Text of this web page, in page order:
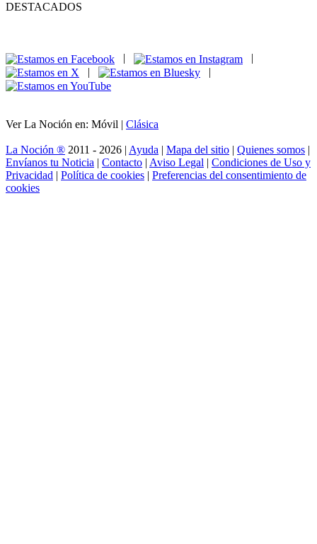
DESTACADOS
|
|
|
|
Ver La Noción en: Móvil | Clásica
La Noción ® 2011 - 2026 | Ayuda | Mapa del sitio | Quienes somos |
Envíanos tu Noticia | Contacto | Aviso Legal | Condiciones de Uso y
Privacidad | Política de cookies | Preferencias del consentimiento de
cookies